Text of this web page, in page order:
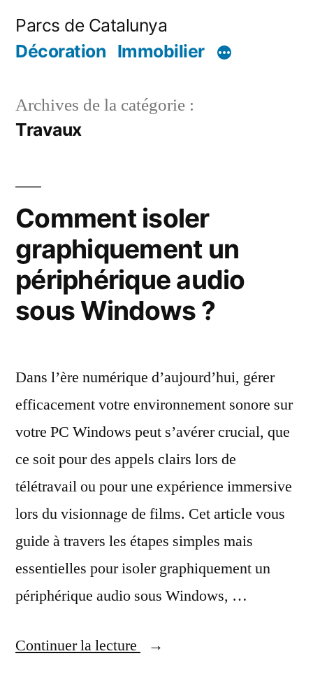
Parcs de Catalunya
Décoration Immobilier
Archives de la catégorie :
Travaux
Comment isoler
graphiquement un
périphérique audio
sous Windows ?
Dans l’ère numérique d’aujourd’hui, gérer
efficacement votre environnement sonore sur
votre PC Windows peut s’avérer crucial, que
ce soit pour des appels clairs lors de
télétravail ou pour une expérience immersive
lors du visionnage de films. Cet article vous
guide à travers les étapes simples mais
essentielles pour isoler graphiquement un
périphérique audio sous Windows, …
Continuer la lecture
« Comment